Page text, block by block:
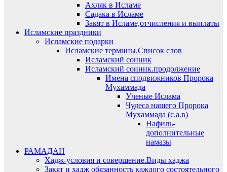
Ахляк в Исламе
Садака в Исламе
Закят в Исламе,отчисления и выплаты
Исламские праздники
Исламские подарки
Исламские термины.Список слов
Исламский сонник
Исламский сонник.продолжение
Имена сподвижников Пророка
Мухаммада
Ученые Ислама
Чудеса нашего Пророка
Мухаммада (с.а.в)
Нафиль-
дополнительные
намазы
РАМАДАН
Хадж-условия и совершение.Виды хаджа
Закят и хадж обязанность каждого состоятельного